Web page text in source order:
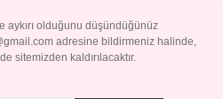
aykırı olduğunu düşündüğünüz
adresine bildirmeniz halinde,
sitemizden kaldırılacaktır.